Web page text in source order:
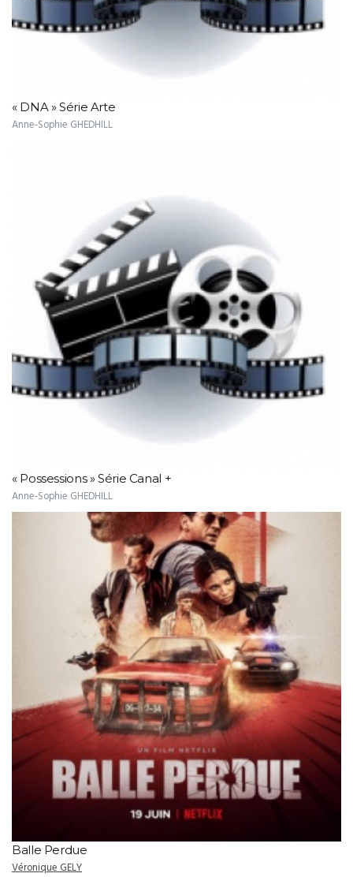
« DNA » Série Arte
Anne-Sophie GHEDHILL
« Possessions » Série Canal +
Anne-Sophie GHEDHILL
Balle Perdue
Véronique GELY